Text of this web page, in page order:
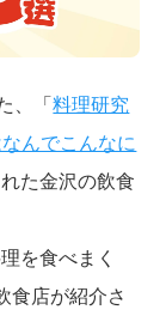
、「料理研究
んでこんなに
た金沢の飲食
を食べまく
食店が紹介さ